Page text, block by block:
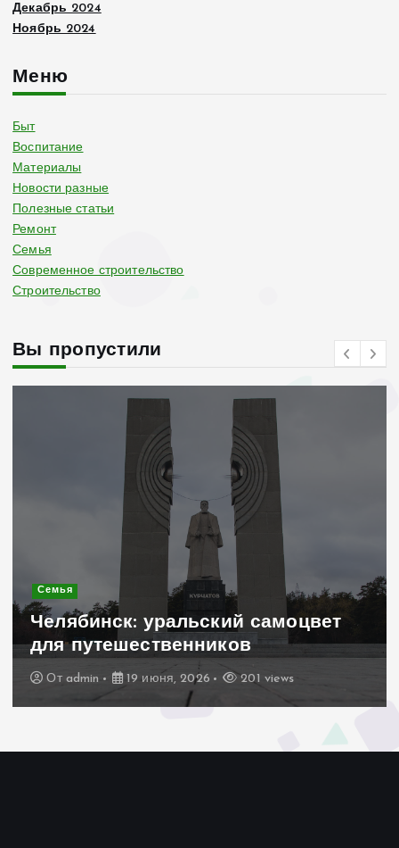
Декабрь 2024
Ноябрь 2024
Меню
Быт
Воспитание
Материалы
Новости разные
Полезные статьи
Ремонт
Семья
Современное строительство
Строительство
Вы пропустили
Современное строительство
Керамогранит «под дерево»:
стильное и практичное решение
для дачного домика
Отadmin 19 июня, 2026 192 views